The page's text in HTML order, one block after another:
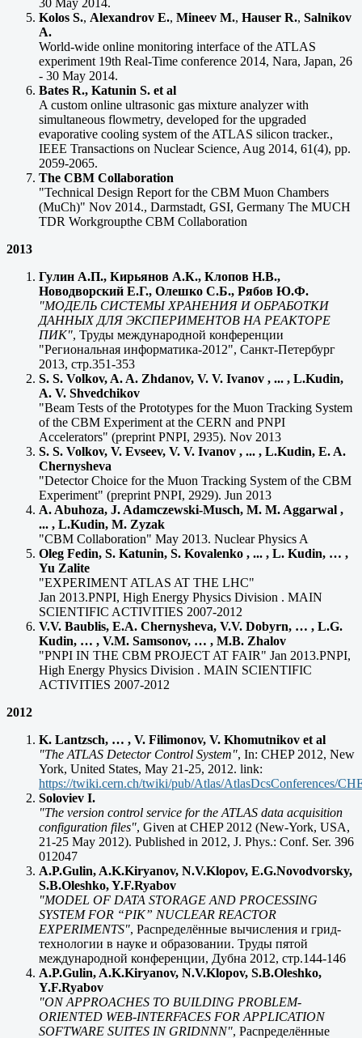
30 May 2014.
Kolos S., Alexandrov E., Mineev M., Hauser R., Salnikov
A.
World-wide online monitoring interface of the ATLAS
experiment 19th Real-Time conference 2014, Nara, Japan, 26
- 30 May 2014.
Bates R., Katunin S. et al
A custom online ultrasonic gas mixture analyzer with
simultaneous flowmetry, developed for the upgraded
evaporative cooling system of the ATLAS silicon tracker.,
IEEE Transactions on Nuclear Science, Aug 2014, 61(4), pp.
2059-2065.
The CBM Collaboration
"Technical Design Report for the CBM Muon Chambers
(MuCh)" Nov 2014., Darmstadt, GSI, Germany The MUCH
TDR Workgroupthe CBM Collaboration
2013
Гулин А.П., Кирьянов А.К., Клопов Н.В.,
Новодворский Е.Г., Олешко С.Б., Рябов Ю.Ф.
"МОДЕЛЬ СИСТЕМЫ ХРАНЕНИЯ И ОБРАБОТКИ
ДАННЫХ ДЛЯ ЭКСПЕРИМЕНТОВ НА РЕАКТОРЕ
ПИК", Труды международной конференции
"Региональная информатика-2012", Санкт-Петербург
2013, стр.351-353
S. S. Volkov, A. A. Zhdanov, V. V. Ivanov , ... , L.Kudin,
A. V. Shvedchikov
"Beam Tests of the Prototypes for the Muon Tracking System
of the CBM Experiment at the CERN and PNPI
Accelerators" (preprint PNPI, 2935). Nov 2013
S. S. Volkov, V. Evseev, V. V. Ivanov , ... , L.Kudin, E. A.
Chernysheva
"Detector Choice for the Muon Tracking System of the CBM
Experiment" (preprint PNPI, 2929). Jun 2013
A. Abuhoza, J. Adamczewski-Musch, M. M. Aggarwal ,
... , L.Kudin, M. Zyzak
"CBM Collaboration" May 2013. Nuclear Physics A
Oleg Fedin, S. Katunin, S. Kovalenko , ... , L. Kudin, … ,
Yu Zalite
"EXPERIMENT ATLAS AT THE LHC"
Jan 2013.PNPI, High Energy Physics Division . MAIN
SCIENTIFIC ACTIVITIES 2007-2012
V.V. Baublis, E.A. Chernysheva, V.V. Dobyrn, … , L.G.
Kudin, … , V.M. Samsonov, … , M.B. Zhalov
"PNPI IN THE CBM PROJECT AT FAIR" Jan 2013.PNPI,
High Energy Physics Division . MAIN SCIENTIFIC
ACTIVITIES 2007-2012
2012
K. Lantzsch, … , V. Filimonov, V. Khomutnikov et al
"The ATLAS Detector Control System", In: CHEP 2012, New
York, United States, May 21-25, 2012. link:
https://twiki.cern.ch/twiki/pub/Atlas/AtlasDcsConferences/
Soloviev I.
"The version control service for the ATLAS data acquisition
configuration files", Given at CHEP 2012 (New-York, USA,
21-25 May 2012). Published in 2012, J. Phys.: Conf. Ser. 396
012047
A.P.Gulin, A.K.Kiryanov, N.V.Klopov, E.G.Novodvorsky,
S.B.Oleshko, Y.F.Ryabov
"MODEL OF DATA STORAGE AND PROCESSING
SYSTEM FOR “PIK” NUCLEAR REACTOR
EXPERIMENTS", Pacnpeделённые вычисления и грид-
технологии в науке и образовании. Труды пятой
международной конференции, Дубна 2012, стр.144-146
A.P.Gulin, A.K.Kiryanov, N.V.Klopov, S.B.Oleshko,
Y.F.Ryabov
"ON APPROACHES TO BUILDING PROBLEM-
ORIENTED WEB-INTERFACES FOR APPLICATION
SOFTWARE SUITES IN GRIDNNN", Pacnpeделённые